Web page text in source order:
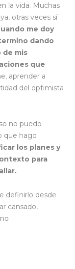
la vida. Muchas
otras veces sí
me doy
dando
de mis
que
aprender a
del optimista
no puedo
que hago
los planes y
para
definirlo desde
cansado,